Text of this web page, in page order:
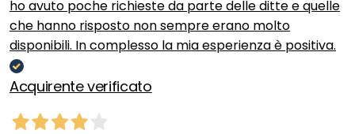
ho avuto poche richieste da parte delle ditte e quelle
che hanno risposto non sempre erano molto
disponibili. In complesso la mia esperienza è positiva.
Acquirente verificato